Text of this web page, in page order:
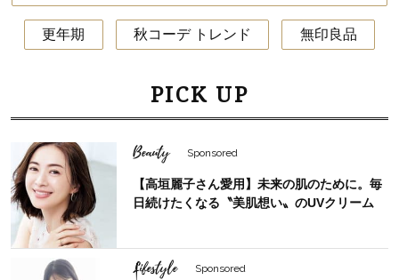
更年期 秋コーデ トレンド 無印良品
PICK UP
Beauty Sponsored
【高垣麗子さん愛用】未来の肌のために。毎
日続けたくなる〝美肌想い〟のUVクリーム
Lifestyle Sponsored